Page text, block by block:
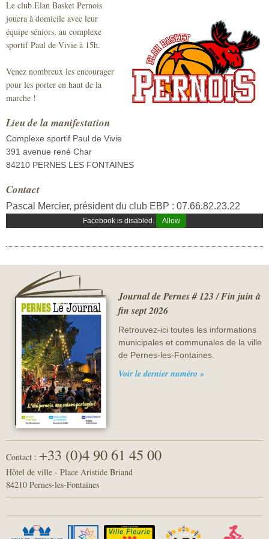
Sécurité civile
Sécurité publique
Le club Elan Basket Pernois
jouera à domicile avec leur
équipe séniors, au complexe
sportif Paul de Vivie à 15h.
Venez nombreux les encourager
pour les porter en haut de la
marche !
Lieu de la manifestation
Complexe sportif Paul de Vivie
391 avenue rené Char
84210 PERNES LES FONTAINES
Contact
Pascal Mercier, président du club EBP : 07.66.82.23.22
Facebook is disabled. Allow
Journal de Pernes # 123 / Fin juin à
fin sept 2026
Retrouvez-ici toutes les informations
municipales et communales de la ville
de Pernes-les-Fontaines.
Voir le dernier numéro »
Contact : +33 (0)4 90 61 45 00
Hôtel de ville - Place Aristide Briand
84210 Pernes-les-Fontaines